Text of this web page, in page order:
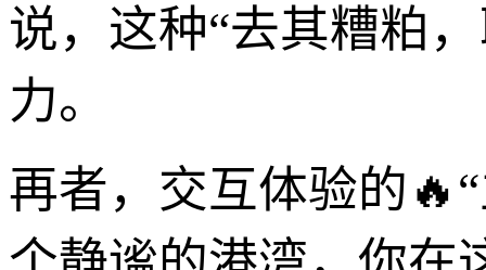
说，这种“去其糟粕
力。
再者，交互体验的